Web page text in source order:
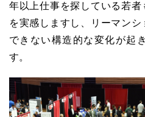
年以上仕事を探している若
を実感しますし、リーマン
できない構造的な変化が起
す。